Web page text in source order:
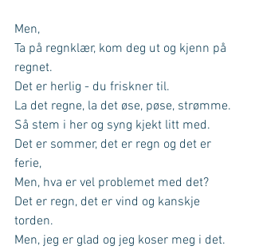
Men,
Ta på regnklær, kom deg ut og kjenn på
regnet.
Det er herlig - du friskner til.
La det regne, la det øse, pøse, strømme.
Så stem i her og syng kjekt litt med.
Det er sommer, det er regn og det er
ferie,
Men, hva er vel problemet med det?
Det er regn, det er vind og kanskje
torden.
Men, jeg er glad og jeg koser meg i det.